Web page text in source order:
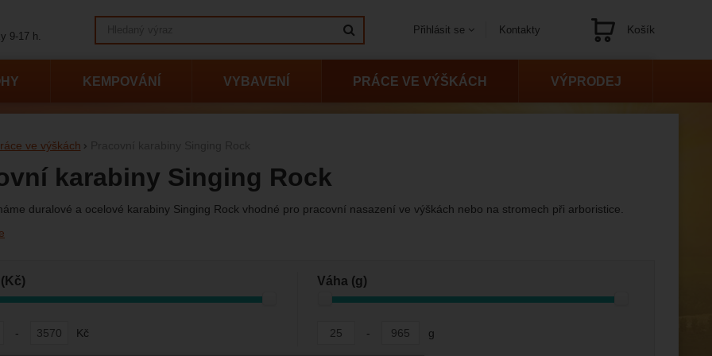
ve výškách
karabiny Singing Rock
duralové a ocelové karabiny Singing Rock vhodné pro pracovní nasazení ve výškách nebo na stromech při arboristice.
podle parametrů
- Kč
Váha (g)
- g
KEMPOVÁNÍ VYBAVENÍ PRÁCE VE VÝŠKÁCH VÝPRODEJ
9-17 h.
Kontakty
Přihlásit se Košík